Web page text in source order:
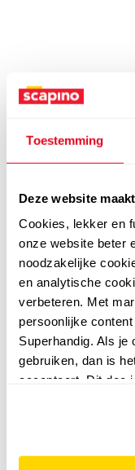
Toestemming
Deze website
Cookies, lekker en
onze website beter
noodzakelijke
en analytische
verbeteren. Met
persoonlijke
Superhandig. Als je
gebruiken, dan is
accepteert. Dit doe
website niet